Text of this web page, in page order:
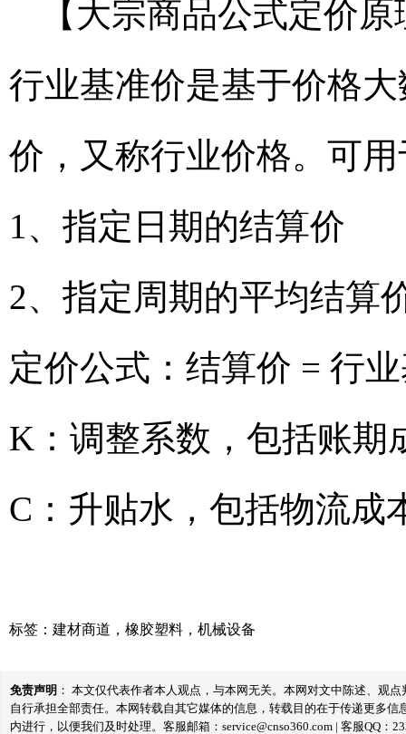
【大宗商品公式定价
行业基准价是基于价格
价，又称行业价格。可
1、指定日期的结算价
2、指定周期的平均结算
定价公式：结算价 = 行
K：调整系数，包括账期
C：升贴水，包括物流成
标签： 建材商道 ， 橡胶塑料 ， 机械设备
免责声明 ： 本文仅代表作者本人观点，与本网无关。本网对文中陈述、观
自行承担全部责任。本网转载自其它媒体的信息，转载目的在于传递更多
内进行，以便我们及时处理。客服邮箱：service@cnso360.com | 客服QQ：